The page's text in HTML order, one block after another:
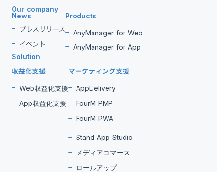
Our company
News
プレスリリース
イベント
Products
AnyManager for Web
AnyManager for App
Solution
収益化支援
Web収益化支援
App収益化支援
マーケティング支援
AppDelivery
FourM PMP
FourM PWA
Stand App Studio
メディアコマース
ロールアップ